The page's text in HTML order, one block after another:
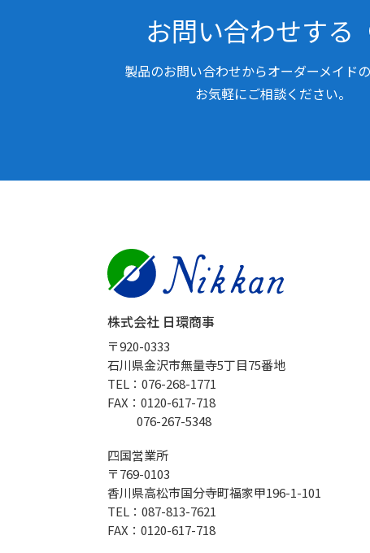
お問い合わせする
製品のお問い合わせからオーダーメイド
お気軽にご相談ください。
株式会社 日環商事
〒920-0333
石川県金沢市無量寺5丁目75番地
TEL：076-268-1771
FAX：0120-617-718
076-267-5348
四国営業所
〒769-0103
香川県高松市国分寺町福家甲196-1-101
TEL：087-813-7621
FAX：0120-617-718